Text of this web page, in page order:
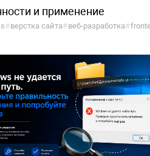
и применение
#верстка сайта#веб-разработка#